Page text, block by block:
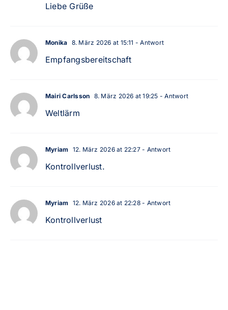
Liebe Grüße
Monika 8. März 2026 at 15:11 - Antwort
Empfangsbereitschaft
Mairi Carlsson 8. März 2026 at 19:25 - Antwort
Weltlärm
Myriam 12. März 2026 at 22:27- Antwort
Kontrollverlust.
Myriam 12. März 2026 at 22:28- Antwort
Kontrollverlust